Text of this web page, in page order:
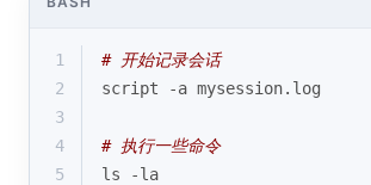
1
# 开始记录会话
2
script -a mysession.log
3
4
# 执行一些命令
5
ls -la